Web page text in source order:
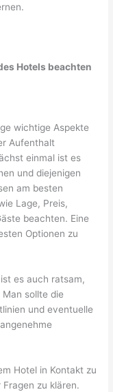
Hotels beachten
wichtige Aspekte
Aufenthalt
einmal ist es
und diejenigen
am besten
Lage, Preis,
beachten. Eine
Optionen zu
ist es auch ratsam,
sollte die
und eventuelle
Hotel in Kontakt zu
zu klären.